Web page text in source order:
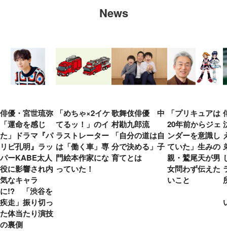
News
俳優・宮世琉弥
「運命を感じ
た」ドラマ『パ
リピ孔明』ラッ
パーKABE太人
役に影響され内
気なキャラ
に!? 「渋谷を
疾走」振り切っ
た体当たり演技
の裏側
「めちゃ×2イケ
てるッ！」のイ
ラストレーター
は「働く車」専
門絵本作家にな
っていた！
歌舞伎俳優 中
村勘九郎流
「自分の道は自
分で決める」子
育てとは
「プリキュアは
20年前からジェ
ンダーを意識し
ていた」生みの
親・鷲尾天が男
女問わず伝えた
いこと